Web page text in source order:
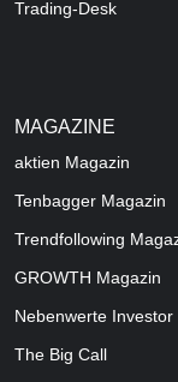
Trading-Desk
MAGAZINE
aktien Magazin
Tenbagger Magazin
Trendfollowing
GROWTH Magazin
Nebenwerte Investor
The Big Call